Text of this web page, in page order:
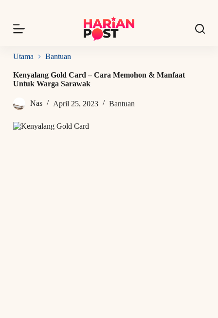
p
o
o
n
n
Utama Bantuan
Kenyalang Gold Card – Cara Memohon & Manfaat
Untuk Warga Sarawak
Nas April 25, 2023 Bantuan